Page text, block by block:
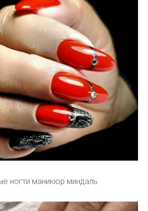
ногти маникюр миндаль